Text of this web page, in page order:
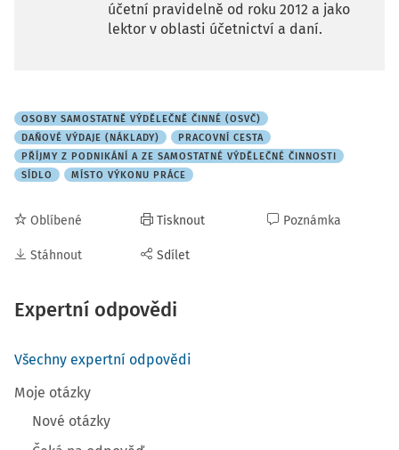
účetní pravidelně od roku 2012 a jako
lektor v oblasti účetnictví a daní.
OSOBY SAMOSTATNĚ VÝDĚLEČNĚ ČINNÉ (OSVČ)
DAŇOVÉ VÝDAJE (NÁKLADY)
PRACOVNÍ CESTA
PŘÍJMY Z PODNIKÁNÍ A ZE SAMOSTATNÉ VÝDĚLEČNÉ ČINNOSTI
SÍDLO
MÍSTO VÝKONU PRÁCE
Oblíbené
Stáhnout
Tisknout
Sdílet
Poznámka
Expertní odpovědi
Všechny expertní odpovědi
Moje otázky
Nové otázky